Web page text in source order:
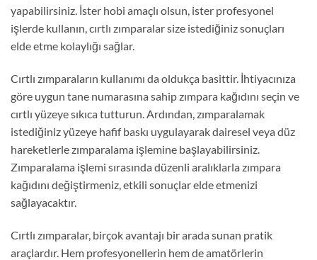
yapabilirsiniz. İster hobi amaçlı olsun, ister profesyonel
işlerde kullanın, cırtlı zımparalar size istediğiniz sonuçları
elde etme kolaylığı sağlar.
Cırtlı zımparaların kullanımı da oldukça basittir. İhtiyacınıza
göre uygun tane numarasına sahip zımpara kağıdını seçin ve
cırtlı yüzeye sıkıca tutturun. Ardından, zımparalamak
istediğiniz yüzeye hafif baskı uygulayarak dairesel veya düz
hareketlerle zımparalama işlemine başlayabilirsiniz.
Zımparalama işlemi sırasında düzenli aralıklarla zımpara
kağıdını değiştirmeniz, etkili sonuçlar elde etmenizi
sağlayacaktır.
Cırtlı zımparalar, birçok avantajı bir arada sunan pratik
araçlardır. Hem profesyonellerin hem de amatörlerin